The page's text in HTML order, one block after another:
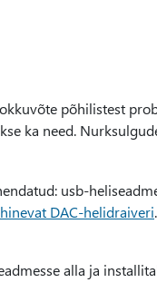
põhilistest
ka need.
usb-
DAC-helidraiveri
alla ja